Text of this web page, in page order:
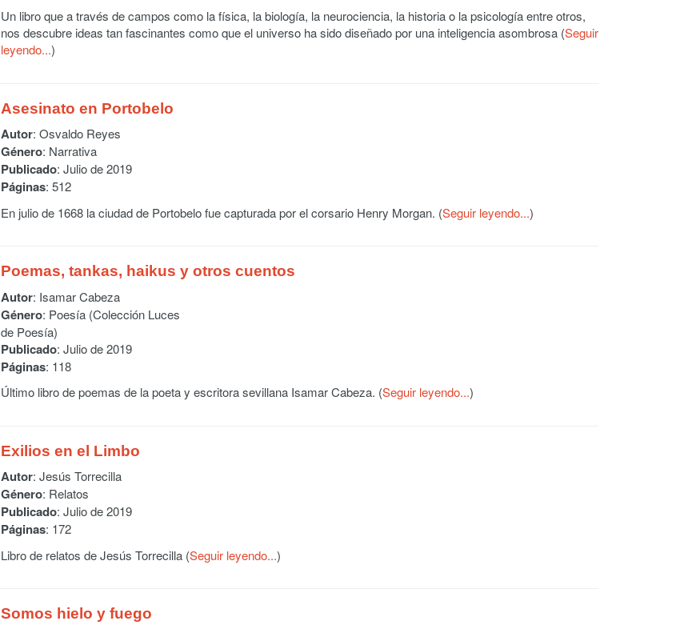
Un libro que a través de campos como la física, la biología, la neurociencia, la historia o la psicología entre otros,
nos descubre ideas tan fascinantes como que el universo ha sido diseñado por una inteligencia asombrosa (Seguir
leyendo...)
Asesinato en Portobelo
Autor: Osvaldo Reyes
Género: Narrativa
Publicado: Julio de 2019
Páginas: 512
En julio de 1668 la ciudad de Portobelo fue capturada por el corsario Henry Morgan. (Seguir leyendo...)
Poemas, tankas, haikus y otros cuentos
Autor: Isamar Cabeza
Género: Poesía (Colección Luces
de Poesía)
Publicado: Julio de 2019
Páginas: 118
Último libro de poemas de la poeta y escritora sevillana Isamar Cabeza. (Seguir leyendo...)
Exilios en el Limbo
Autor: Jesús Torrecilla
Género: Relatos
Publicado: Julio de 2019
Páginas: 172
Libro de relatos de Jesús Torrecilla (Seguir leyendo...)
Somos hielo y fuego